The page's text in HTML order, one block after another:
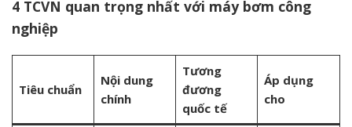
4 TCVN quan trọng nhất với máy bơm công
nghiệp
Tiêu chuẩn
Nội dung
chính
Tương
đương
quốc tế
Áp dụng
cho